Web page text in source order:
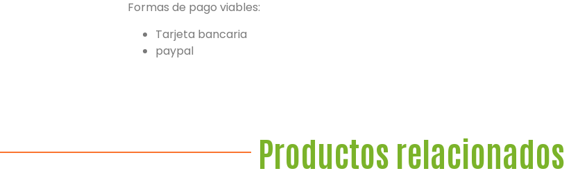
Formas de pago viables:
Tarjeta bancaria
paypal
Productos relacionados